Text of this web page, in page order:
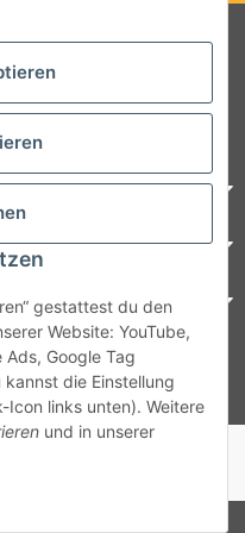
gestattest du den
Website: YouTube,
Ads, Google Tag
die Einstellung
links unten). Weitere
und in unserer
Media
GmbH